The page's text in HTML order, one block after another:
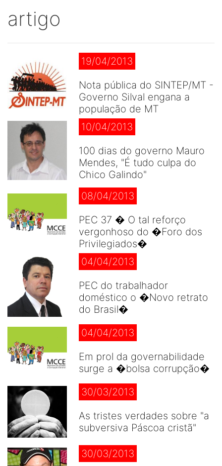
artigo
19/04/2013
Nota pública do SINTEP/MT -
Governo Silval engana a
população de MT
10/04/2013
100 dias do governo Mauro
Mendes, "É tudo culpa do
Chico Galindo"
08/04/2013
PEC 37 � O tal reforço
vergonhoso do �Foro dos
Privilegiados�
04/04/2013
PEC do trabalhador
doméstico o �Novo retrato
do Brasil�
04/04/2013
Em prol da governabilidade
surge a �bolsa corrupção�
30/03/2013
As tristes verdades sobre "a
subversiva Páscoa cristã"
30/03/2013